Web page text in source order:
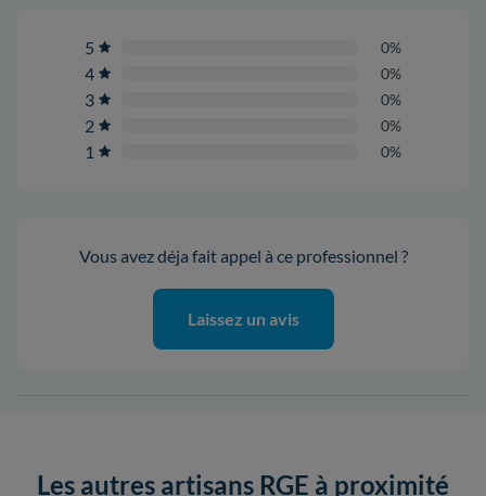
5 0%
4 0%
3 0%
2 0%
1 0%
Vous avez déja fait appel à ce professionnel ?
Laissez un avis
Les autres artisans RGE à proximité